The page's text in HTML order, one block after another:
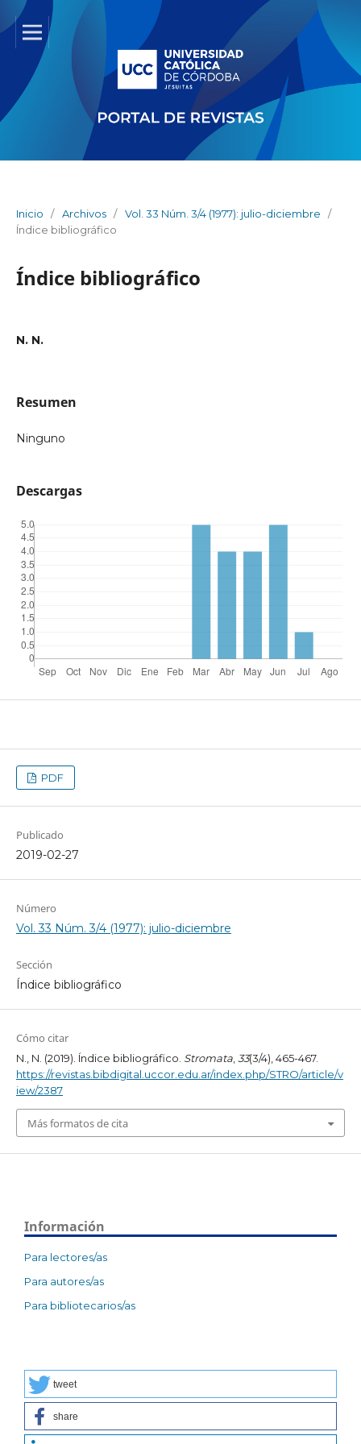
Inicio / Archivos / Vol. 33 Núm. 3/4 (1977): julio-diciembre
/
Índice bibliográfico
Índice bibliográfico
N. N.
Resumen
Ninguno
Descargas
PDF
Publicado
2019-02-27
Número
Vol. 33 Núm. 3/4 (1977): julio-diciembre
Sección
Índice bibliográfico
Cómo citar
N., N. (2019). Índice bibliográfico. Stromata,33(3/4), 465-467.
https://revistas.bibdigital.uccor.edu.ar/index.php/STRO/article/v
iew/2387
Más formatos de cita
Información
Para lectores/as
Para autores/as
Para bibliotecarios/as
tweet
share